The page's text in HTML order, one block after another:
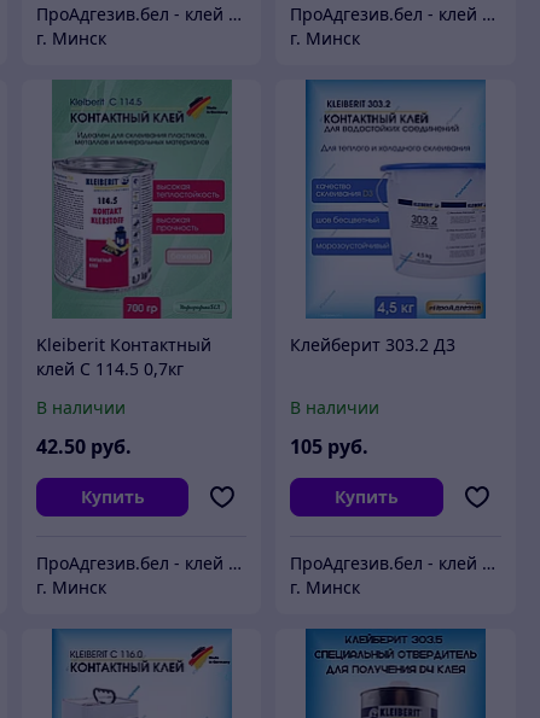
ПроАдгезив.бел - клей c доставкой по Беларуси
г. Минск
ПроАдгезив.бел - клей c доставкой по Беларуси
г. Минск
Kleiberit Контактный
клей С 114.5 0,7кг
В наличии
42.50 руб.
Купить
ПроАдгезив.бел - клей c доставкой по Беларуси
г. Минск
Клейберит 303.2 Д3
В наличии
105 руб.
Купить
ПроАдгезив.бел - клей c доставкой по Беларуси
г. Минск